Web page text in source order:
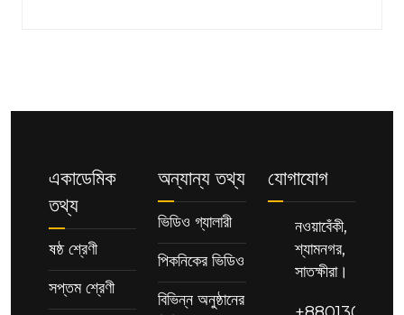
একাডেমিক
তথ্য
ষষ্ঠ শ্রেণী
সপ্তম শ্রেণী
অন্যান্য তথ্য
ভিডিও গ্যালারী
পিকনিকের ভিডিও
বিভিন্ন অনুষ্ঠানের
যোগাযোগ
নওয়াবেঁকী,
শ্যামনগর,
সাতক্ষীরা।